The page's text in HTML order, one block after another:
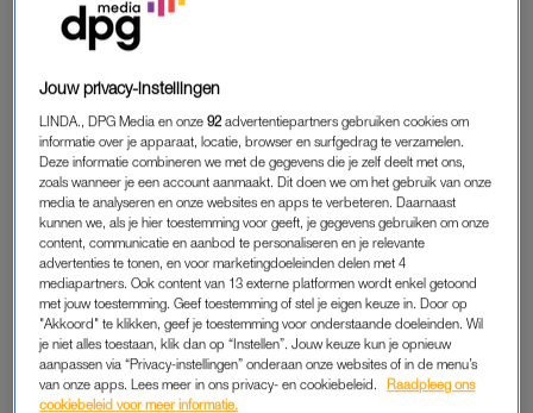
groepjes van vriendinnen gevormd waarmee ze, in ieder geval
tijdens de eerste avond, de afstand gingen volbrengen.
tuin, als ik ze moet
omschrijven kom ik uit bij de
term louche'
LEES OOK
Nou ben ik op zich een voorstander van de avondvierdaagse.
Een sinaasappel met pepermunt om op te sabbelen, iets
samen doen met je kroost en mijn liefste kon ook nog eens
mee dus we zouden gezellig samen zijn. Nee hoor. Het clubje
van dochter 1 vertrok eerder dan dat het clubje van dochter 2
Jouw privacy-instellingen
LINDA., DPG Media en onze92 advertentiepartners gebruiken cookies om
informatie over je apparaat, locatie, browser en surfgedrag te verzamelen.
Deze informatie combineren we met de gegevens die je zelf deelt met ons,
zoals wanneer je een account aanmaakt. Dit doen we om het gebruik van onze
media te analyseren en onze websites en apps te verbeteren. Daarnaast
kunnen we, als je hier toestemming voor geeft, je gegevens gebruiken om onze
content, communicatie en aanbod te personaliseren en je relevante
advertenties te tonen, en voor marketingdoeleinden delen met 4
mediapartners. Ook content van 13 externe platformen wordt enkel getoond
met jouw toestemming. Geef toestemming of stel je eigen keuze in. Door op
"Akkoord" te klikken, geef je toestemming voor onderstaande doeleinden. Wil
je niet alles toestaan, klik dan op “Instellen”. Jouw keuze kun je opnieuw
aanpassen via “Privacy-instellingen” onderaan onze websites of in de menu’s
van onze apps. Lees meer in ons privacy- en cookiebeleid.
Raadpleeg ons
cookiebeleid voor meer informatie.